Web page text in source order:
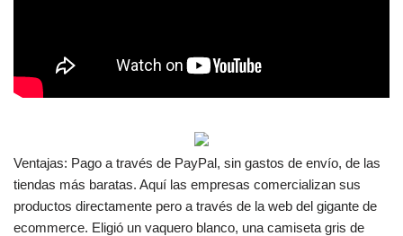
Ventajas: Pago a través de PayPal, sin gastos de envío, de las
tiendas más baratas. Aquí las empresas comercializan sus
productos directamente pero a través de la web del gigante de
ecommerce. Eligió un vaquero blanco, una camiseta gris de